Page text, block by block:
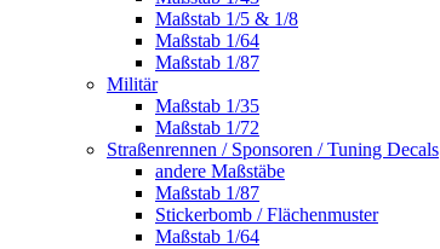
Maßstab 1/5 & 1/8
Maßstab 1/64
Maßstab 1/87
Militär
Maßstab 1/35
Maßstab 1/72
Straßenrennen / Sponsoren / Tuning Decals
andere Maßstäbe
Maßstab 1/87
Stickerbomb / Flächenmuster
Maßstab 1/64